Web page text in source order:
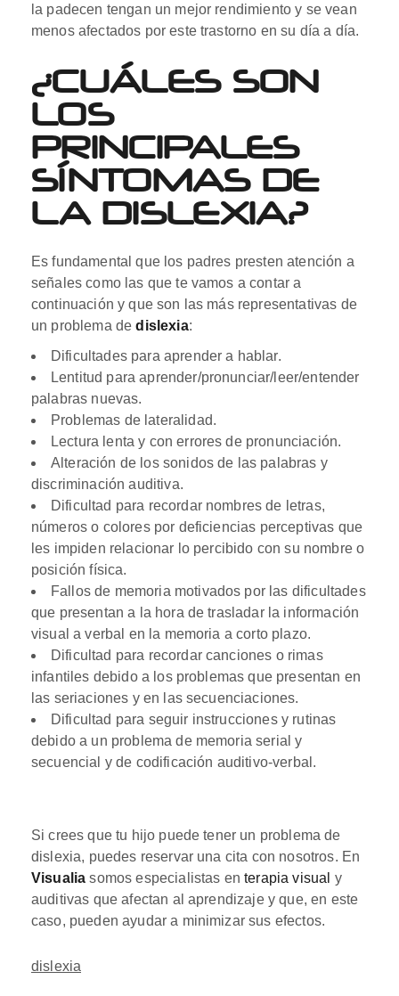
la padecen tengan un mejor rendimiento y se vean
menos afectados por este trastorno en su día a día.
¿CUÁLES SON
LOS
PRINCIPALES
SÍNTOMAS DE
LA DISLEXIA?
Es fundamental que los padres presten atención a
señales como las que te vamos a contar a
continuación y que son las más representativas de
un problema dedislexia:
Dificultades para aprender a hablar.
Lentitud para aprender/pronunciar/leer/entender
palabras nuevas.
Problemas de lateralidad.
Lectura lenta y con errores de pronunciación.
Alteración de los sonidos de las palabras y
discriminación auditiva.
Dificultad para recordar nombres de letras,
números o colores por deficiencias perceptivas que
les impiden relacionar lo percibido con su nombre o
posición física.
Fallos de memoria motivados por las dificultades
que presentan a la hora de trasladar la información
visual a verbal en la memoria a corto plazo.
Dificultad para recordar canciones o rimas
infantiles debido a los problemas que presentan en
las seriaciones y en las secuenciaciones.
Dificultad para seguir instrucciones y rutinas
debido a un problema de memoria serial y
secuencial y de codificación auditivo-verbal.
Si crees que tu hijo puede tener un problema de
dislexia, puedes reservar una cita con nosotros. En
Visualia somos especialistas enterapia visual y
auditivas que afectan al aprendizaje y que, en este
caso, pueden ayudar a minimizar sus efectos.
dislexia